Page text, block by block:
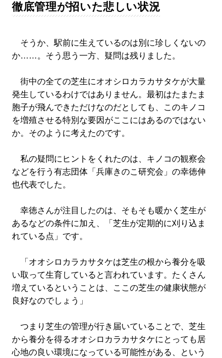
徹底管理が招いた悲しい状況
そうか、駅前に生えているのは別に珍しくないの
か……。そう思う一方、疑問は残りました。
街中の全ての芝生にオオシロカラカサタケが大量
発生しているわけではありません。最初はたまたま
胞子が飛んできただけなのだとしても、このキノコ
を増殖させる特別な要因がここにはあるのではない
か。そのように考えたのです。
私の疑問にヒントをくれたのは、キノコの観察会
などを行う有志団体「兵庫きのこ研究会」の幸徳伸
也代表でした。
幸徳さんが注目したのは、そもそも暖かく芝生が
あるなどの条件に加え、「芝生が定期的に刈り込ま
れている点」です。
「オオシロカラカサタケは芝生の根から養分を吸
い取って生育していると言われています。たくさん
増えているということは、ここの芝生の健康状態が
良好なのでしょう」
つまり芝生の管理が行き届いていることで、芝生
から養分を得るオオシロカラカサタケにとっても居
心地の良い環境になっている可能性がある、という